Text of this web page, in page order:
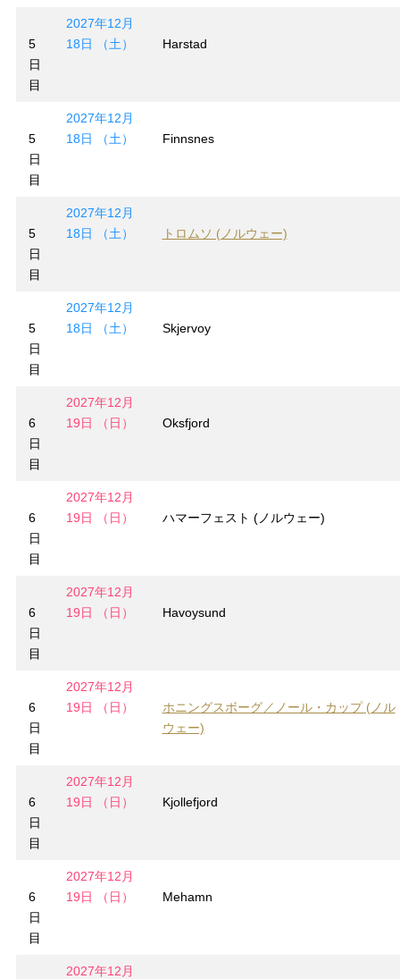
5
日
目
2027年12月
18日 （土）
Harstad
5
日
目
2027年12月
18日 （土）
Finnsnes
5
日
目
2027年12月
18日 （土）
トロムソ (ノルウェー)
5
日
目
2027年12月
18日 （土）
Skjervoy
6
日
目
2027年12月
19日 （日）
Oksfjord
6
日
目
2027年12月
19日 （日）
ハマーフェスト (ノルウェー)
6
日
目
2027年12月
19日 （日）
Havoysund
6
日
目
2027年12月
19日 （日）
ホニングスボーグ／ノール・カップ (ノル
ウェー)
6
日
目
2027年12月
19日 （日）
Kjollefjord
6
日
目
2027年12月
19日 （日）
Mehamn
2027年12月